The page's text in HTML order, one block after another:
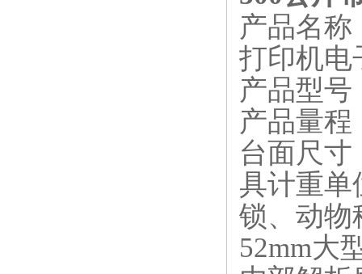
产品名
打印机电
产品型号
产品量程
台面尺寸
具计重单
锁、动物
52mm大